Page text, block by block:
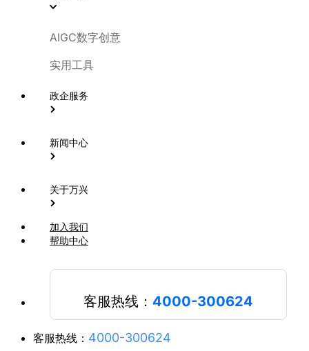
AIGC数字创意
实用工具
政企服务
新闻中心
关于万兴
加入我们
帮助中心
客服热线： 4000-300624
客服热线： 4000-300624